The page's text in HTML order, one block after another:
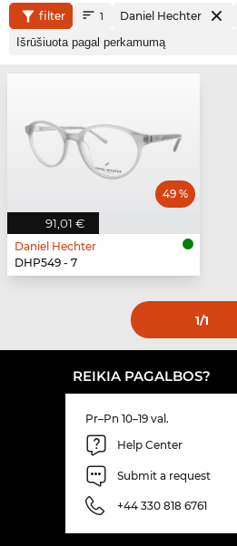
filter 1 Daniel Hechter
91,01 €
49 %
Daniel Hechter
DHP549 - 7
1/1
REIKIA PAGALBOS?
Pr–Pn 10–19 val.
Help Center
Submit a request
+44 330 818 6761